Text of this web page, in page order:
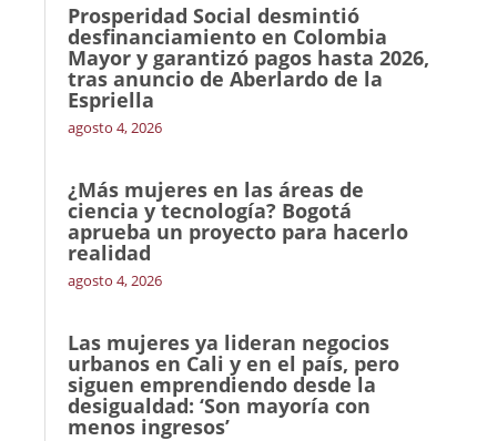
Prosperidad Social desmintió
desfinanciamiento en Colombia
Mayor y garantizó pagos hasta 2026,
tras anuncio de Aberlardo de la
Espriella
agosto 4, 2026
¿Más mujeres en las áreas de
ciencia y tecnología? Bogotá
aprueba un proyecto para hacerlo
realidad
agosto 4, 2026
Las mujeres ya lideran negocios
urbanos en Cali y en el país, pero
siguen emprendiendo desde la
desigualdad: ‘Son mayoría con
menos ingresos’